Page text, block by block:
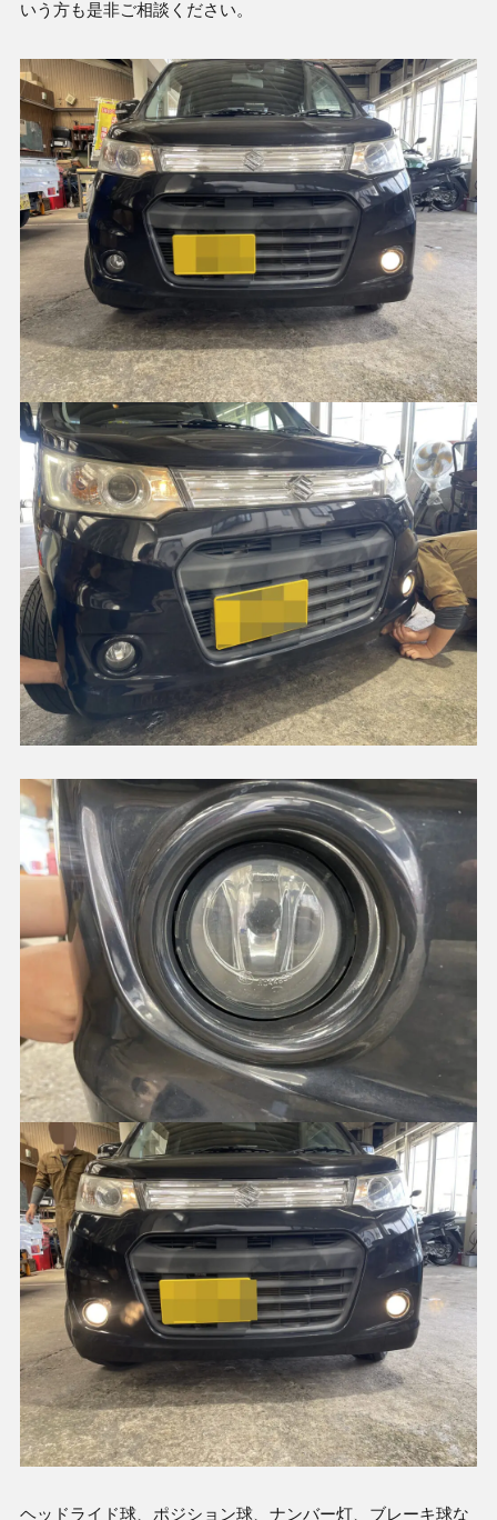
いう方も是非ご相談ください。
ヘッドライド球、ポジション球、ナンバー灯、ブレーキ球な